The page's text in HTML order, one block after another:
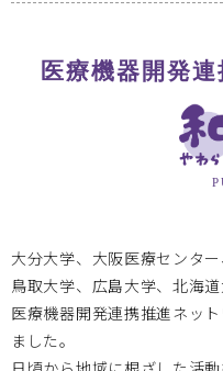
e-Learning】を開講しま
2025年度 岡山大学次世代
ム
1/22 第7回医療機器開発コ
医療機器開発
大分大学、大阪医療センタ
鳥取大学、広島大学、北海
医療機器開発連携推進ネッ
ました。